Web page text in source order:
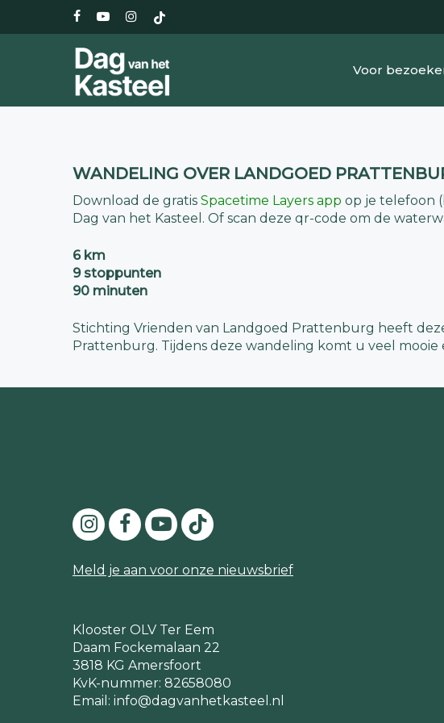
facebookyoutubeinstagram
tiktok
Voor
WANDELING OVER LANDGOED
Download de gratisSpacetime Layers app op je telefoon
Dag van het Kasteel. Of scan deze qr-code om de
6 km
9 stoppunten
90 minuten
Stichting Vrienden van Landgoed Prattenburg heeft
Prattenburg. Tijdens deze wandeling komt u veel
Meld je aan voor onze nieuwsbrief
Klooster OLV Ter Eem
Daam Fockemalaan 22
3818 KG Amersfoort
KvK-nummer: 82658080
Email: info@dagvanhetkasteel.nl